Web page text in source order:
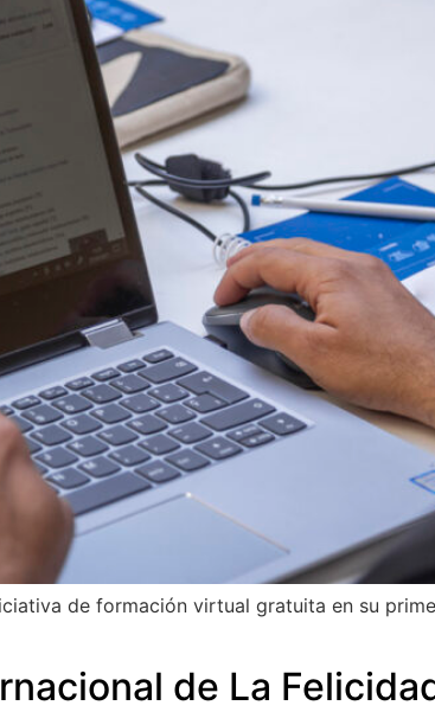
de formación virtual gratuita en su
de La